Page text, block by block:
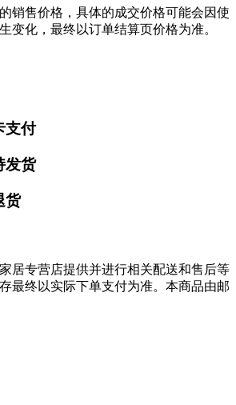
销售价格，具体的成交价格可能会因使
变化，最终以订单结算页价格为准。
支付
发货
货
居专营店提供并进行相关配送和售后等
最终以实际下单支付为准。本商品由邮